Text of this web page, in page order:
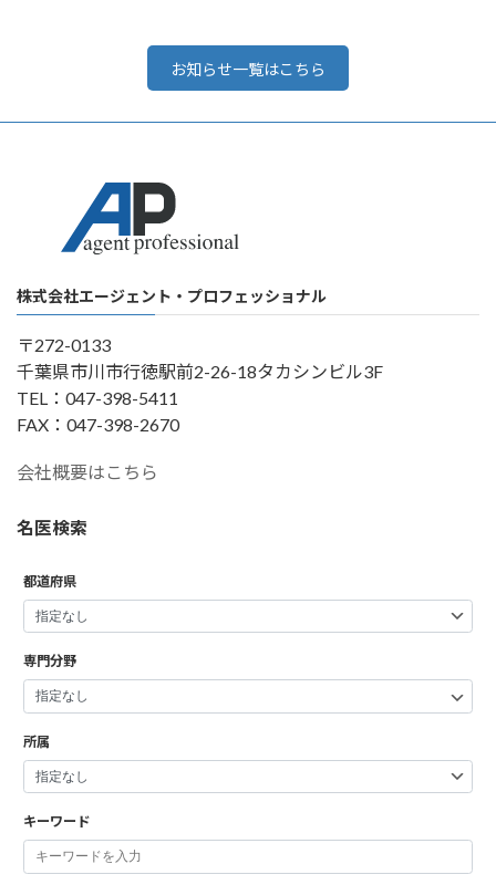
お知らせ一覧はこちら
株式会社エージェント・プロフェッショナル
〒272-0133
千葉県市川市行徳駅前2-26-18タカシンビル3F
TEL：047-398-5411
FAX：047-398-2670
会社概要はこちら
名医検索
都道府県
専門分野
所属
キーワード